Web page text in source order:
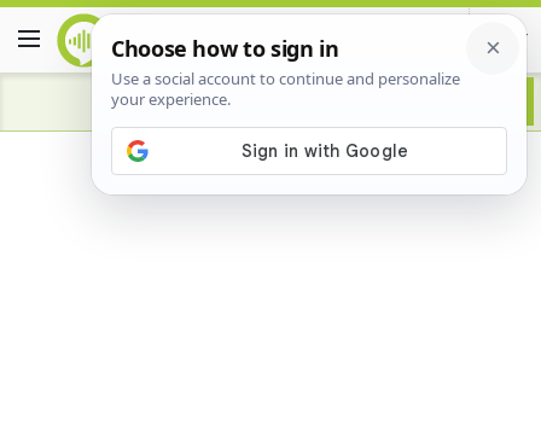
Advertisement